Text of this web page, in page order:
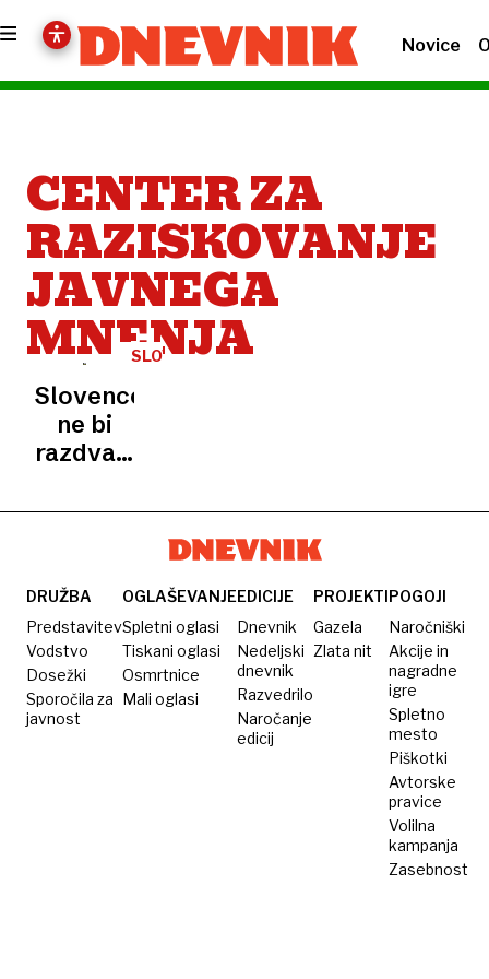
Novice
CENTER ZA
RAZISKOVANJE
JAVNEGA
MNENJA
SLOVENSKO
MNENJE
Slovencev
ne bi
razdvajalo
nas ne
politika
DRUŽBA
Predstavitev
Vodstvo
Dosežki
Sporočila za
javnost
OGLAŠEVANJE
Spletni oglasi
Tiskani oglasi
Osmrtnice
Mali oglasi
EDICIJE
Dnevnik
Nedeljski
dnevnik
Razvedrilo
Naročanje
edicij
PROJEKTI
Gazela
Zlata nit
POGOJI
Naročniški
Akcije in
nagradne
igre
Spletno
mesto
Piškotki
Avtorske
pravice
Volilna
kampanja
Zasebnost